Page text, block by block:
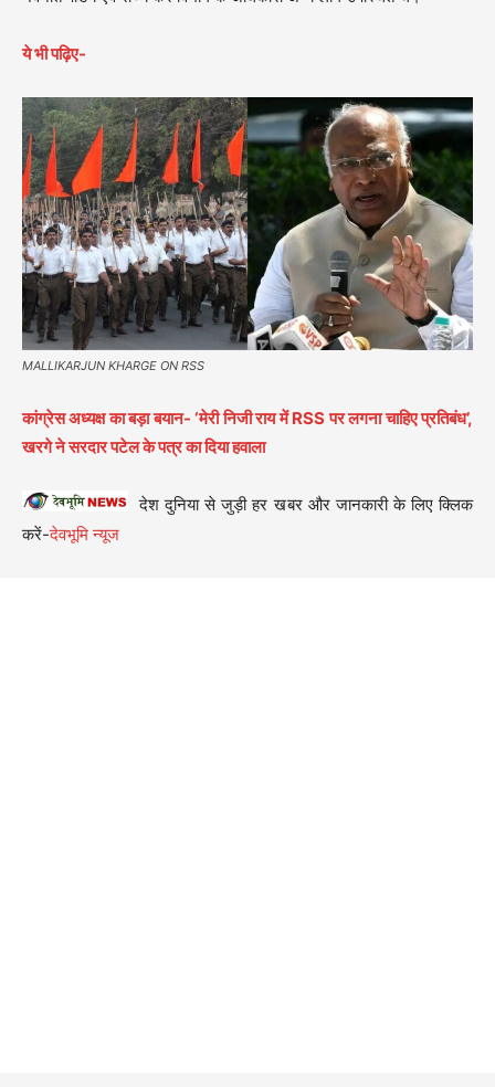
ये भी पढ़िए-
MALLIKARJUN KHARGE ON RSS
कांग्रेस अध्यक्ष का बड़ा बयान- ‘मेरी निजी राय में RSS पर लगना चाहिए प्रतिबंध’,
खरगे ने सरदार पटेल के पत्र का दिया हवाला
देश दुनिया से जुड़ी हर खबर और जानकारी के लिए क्लिक
करें-देवभूमि न्यूज